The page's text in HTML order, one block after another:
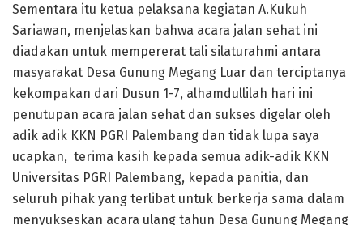
Sementara itu ketua pelaksana kegiatan A.Kukuh
Sariawan, menjelaskan bahwa acara jalan sehat ini
diadakan untuk mempererat tali silaturahmi antara
masyarakat Desa Gunung Megang Luar dan terciptanya
kekompakan dari Dusun 1-7, alhamdullilah hari ini
penutupan acara jalan sehat dan sukses digelar oleh
adik adik KKN PGRI Palembang dan tidak lupa saya
ucapkan, terima kasih kepada semua adik-adik KKN
Universitas PGRI Palembang, kepada panitia, dan
seluruh pihak yang terlibat untuk berkerja sama dalam
menyukseskan acara ulang tahun Desa Gunung Megang